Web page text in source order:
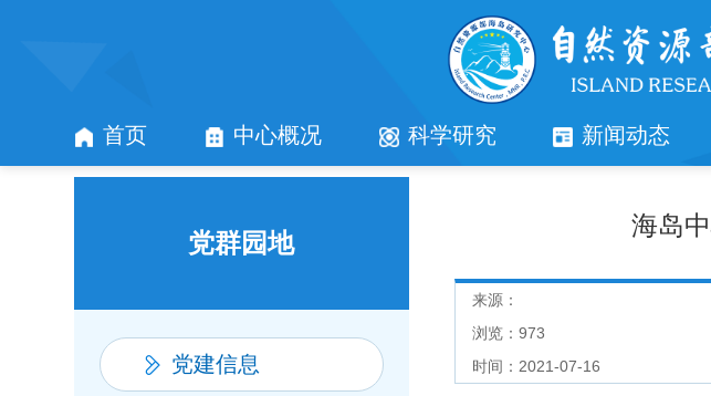
首页 中心概况 科学研究 新闻动态
党群园地
党建信息
海岛
来源：
浏览：973
时间：2021-07-16